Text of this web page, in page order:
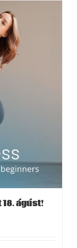
ágúst!